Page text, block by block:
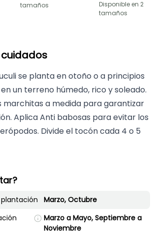
tamaños
Disponible en 2
tamaños
se planta en otoño o a principios
un terreno húmedo, rico y soleado.
marchitas a medida para garantizar
Aplica Anti babosas para evitar los
Divide el tocón cada 4 o 5
Marzo, Octubre
Marzo a Mayo, Septiembre a
Noviembre